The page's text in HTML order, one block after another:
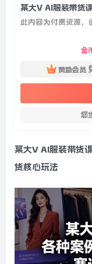
此内容为付费资源，
金
赞助会员
您
某大V AI服装带货
货核心玩法